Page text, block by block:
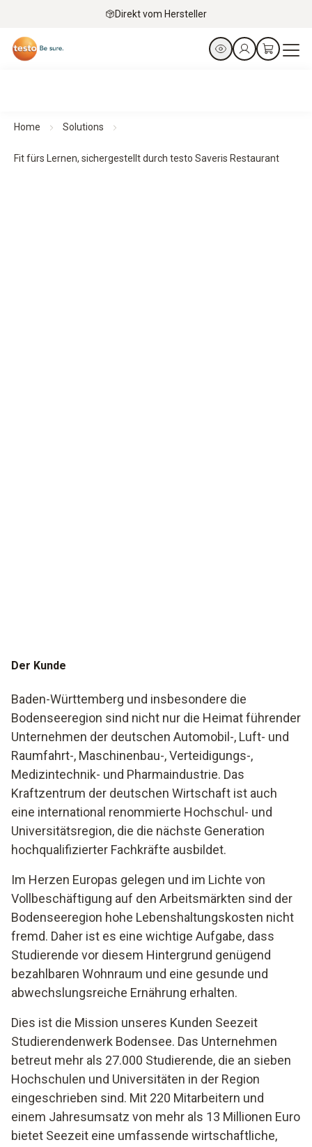
Direkt vom Hersteller
Home Solutions
Fit fürs Lernen, sichergestellt durch testo Saveris Restaurant
Der Kunde
Baden-Württemberg und insbesondere die
Bodenseeregion sind nicht nur die Heimat führender
Unternehmen der deutschen Automobil-, Luft- und
Raumfahrt-, Maschinenbau-, Verteidigungs-,
Medizintechnik- und Pharmaindustrie. Das
Kraftzentrum der deutschen Wirtschaft ist auch
eine international renommierte Hochschul- und
Universitätsregion, die die nächste Generation
hochqualifizierter Fachkräfte ausbildet.
Im Herzen Europas gelegen und im Lichte von
Vollbeschäftigung auf den Arbeitsmärkten sind der
Bodenseeregion hohe Lebenshaltungskosten nicht
fremd. Daher ist es eine wichtige Aufgabe, dass
Studierende vor diesem Hintergrund genügend
bezahlbaren Wohnraum und eine gesunde und
abwechslungsreiche Ernährung erhalten.
Dies ist die Mission unseres Kunden Seezeit
Studierendenwerk Bodensee. Das Unternehmen
betreut mehr als 27.000 Studierende, die an sieben
Hochschulen und Universitäten in der Region
eingeschrieben sind. Mit 220 Mitarbeitern und
einem Jahresumsatz von mehr als 13 Millionen Euro
bietet Seezeit eine umfassende wirtschaftliche,